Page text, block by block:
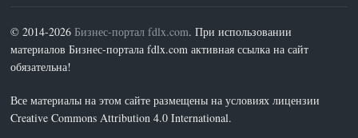
© 2014-2026 Бизнес-портал fdlx.com. При использовании
материалов Бизнес-портала fdlx.com активная ссылка на сайт
обязательна!
Все материалы на этом сайте размещены на условиях лицензии
Creative Commons Attribution 4.0 International.